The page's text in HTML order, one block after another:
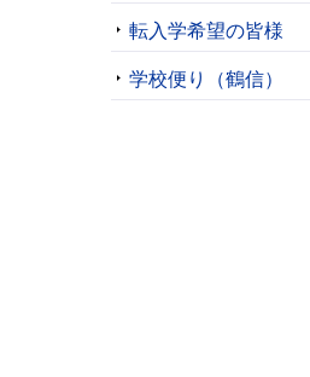
転入学希望の皆様
学校便り（鶴信）